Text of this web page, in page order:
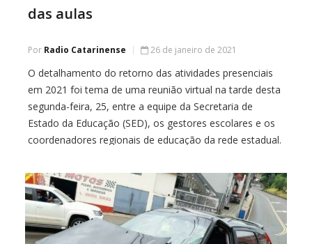
das aulas
Por Radio Catarinense 26 de janeiro de 2021
O detalhamento do retorno das atividades presenciais
em 2021 foi tema de uma reunião virtual na tarde desta
segunda-feira, 25, entre a equipe da Secretaria de
Estado da Educação (SED), os gestores escolares e os
coordenadores regionais de educação da rede estadual.
recesso, mas devem retornar às […]